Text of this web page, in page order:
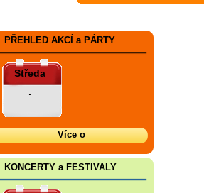
PŘEHLED AKCÍ a PÁRTY
Středa
.
Více o
KONCERTY a FESTIVALY